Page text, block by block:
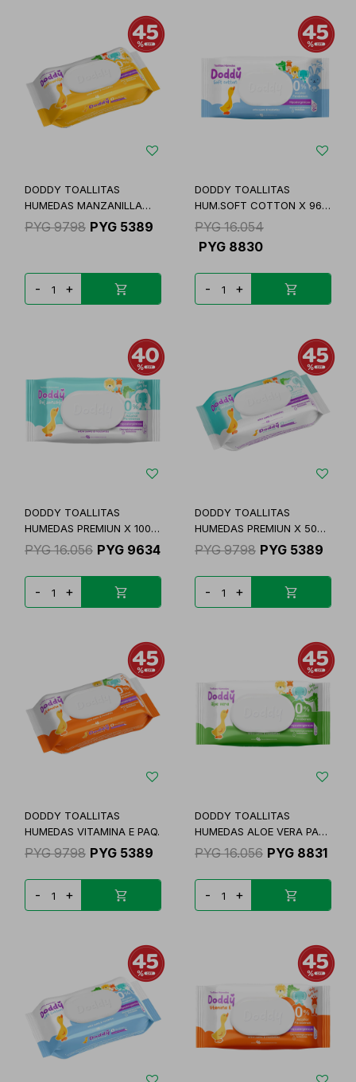
DODDY TOALLITAS
HUMEDAS MANZANILLA
PAQ.
PYG 9798 PYG 5389
- +
DODDY TOALLITAS
HUM.SOFT COTTON X 96
UN
PYG 16.054
PYG 8830
- +
DODDY TOALLITAS
HUMEDAS PREMIUN X 100
UN
PYG 16.056 PYG 9634
- +
DODDY TOALLITAS
HUMEDAS PREMIUN X 50
UNI
PYG 9798 PYG 5389
- +
DODDY TOALLITAS
HUMEDAS VITAMINA E PAQ.
PYG 9798 PYG 5389
- +
DODDY TOALLITAS
HUMEDAS ALOE VERA PAQ.
X
PYG 16.056 PYG 8831
- +